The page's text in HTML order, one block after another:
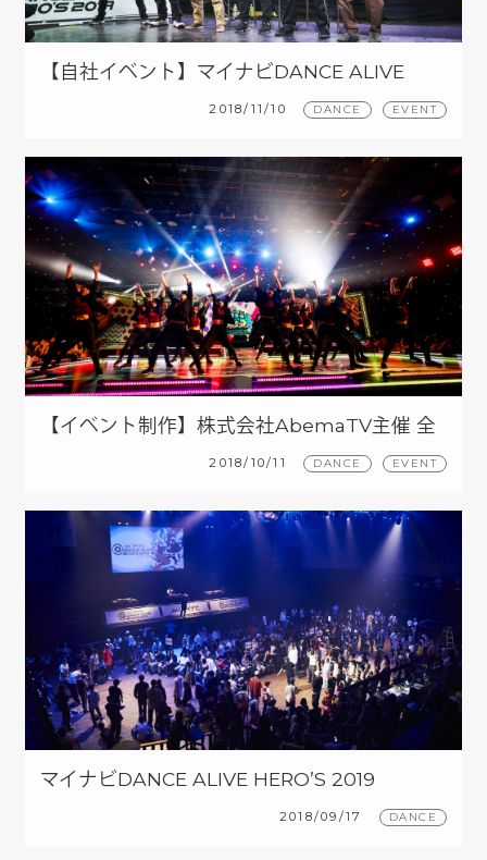
【自社イベント】マイナビDANCE ALIVE
HERO’S 2019 CHUBU CHARISMAX
2018/11/10 DANCE EVENT
【イベント制作】株式会社AbemaTV主催 全
国青春ダンスカップ Vol.3
2018/10/11 DANCE EVENT
マイナビDANCE ALIVE HERO’S 2019
2018/09/17 DANCE